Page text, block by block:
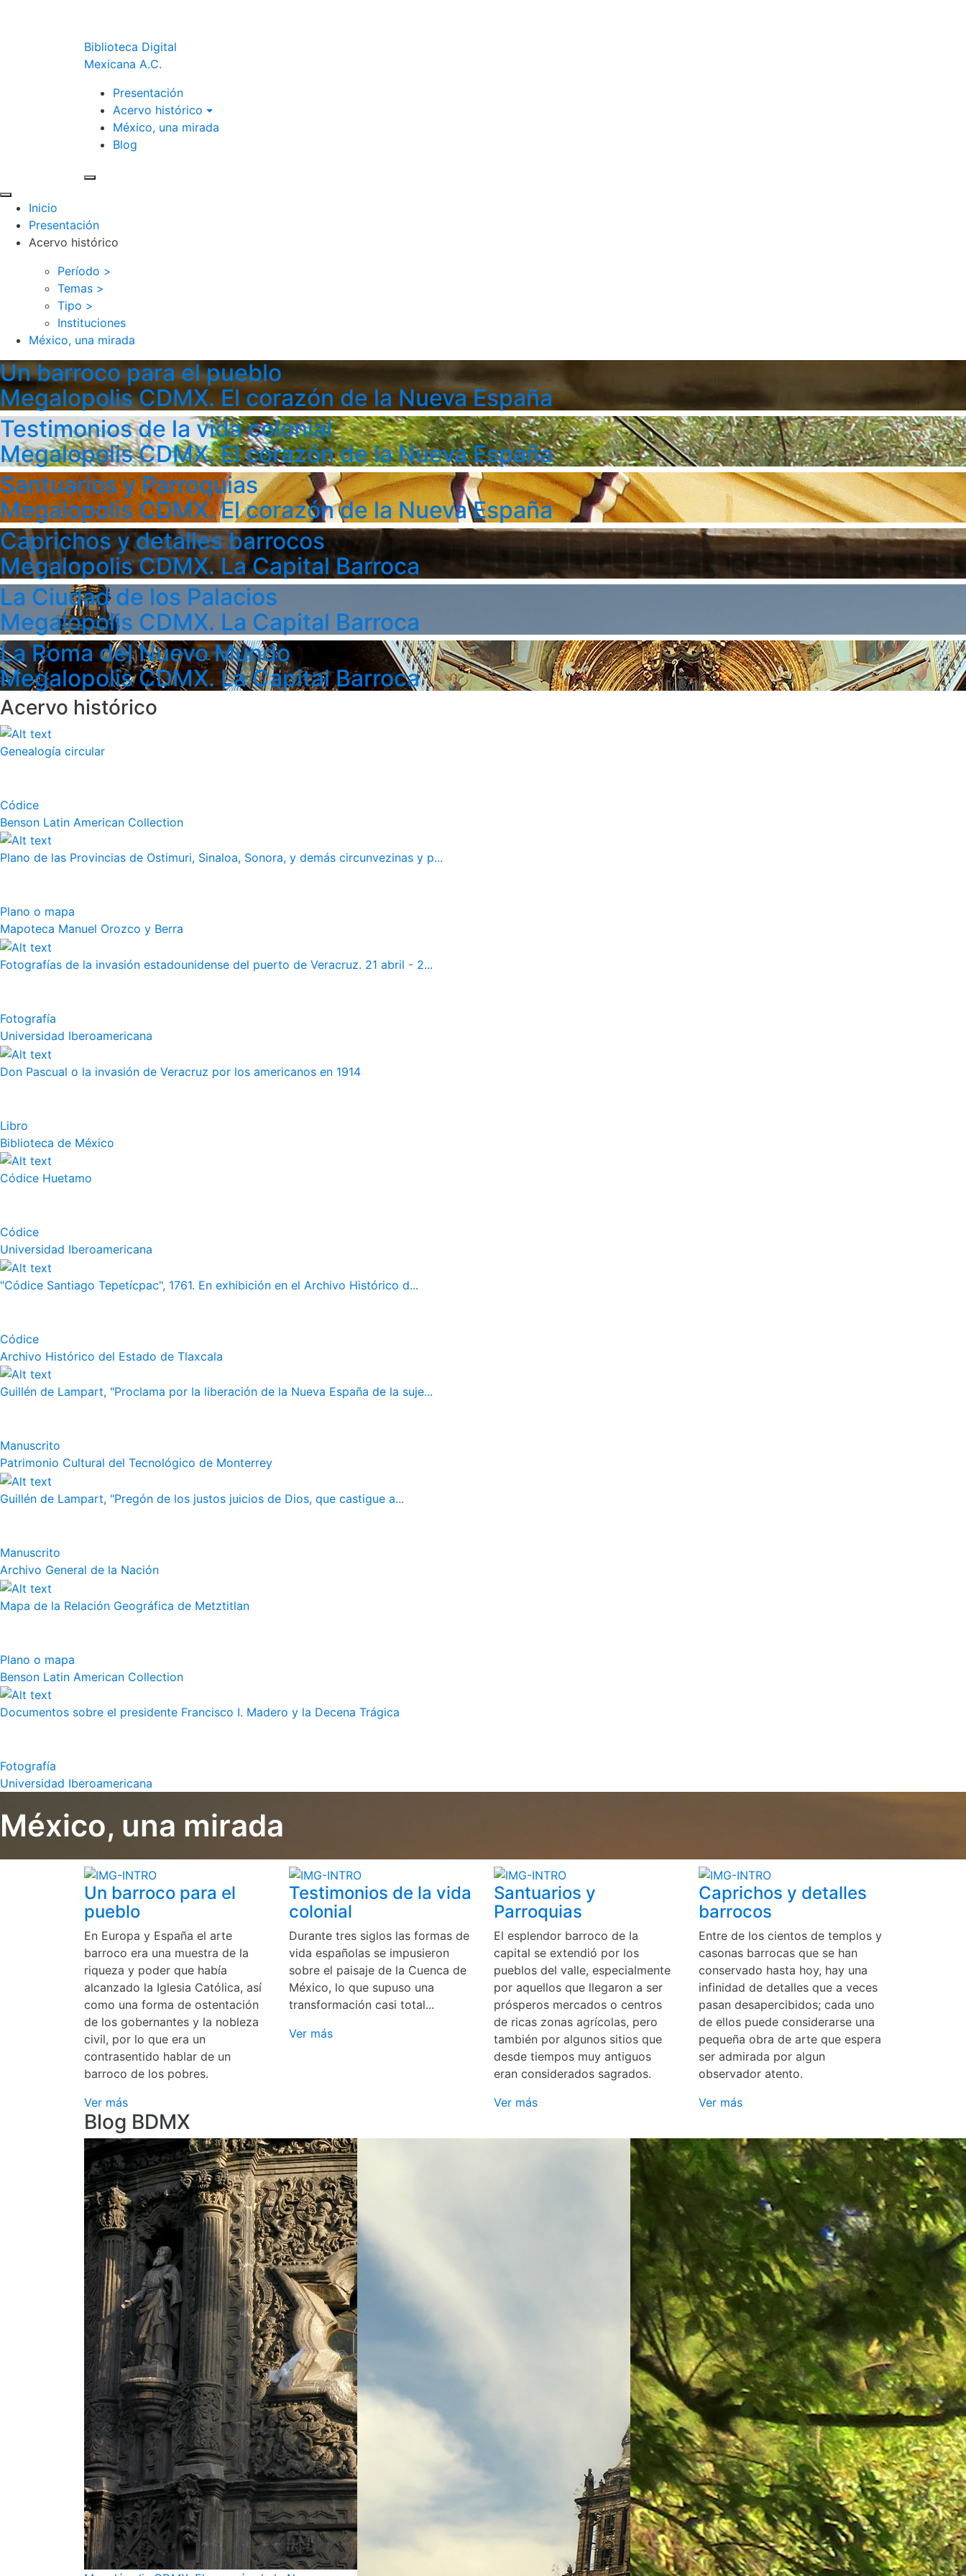
Biblioteca Digital
Mexicana A.C.
Presentación
Acervo histórico
México, una mirada
Blog
Inicio
Presentación
Acervo histórico
Período >
Temas >
Tipo >
Instituciones
México, una mirada
Un barroco para el pueblo
Megalopolis CDMX. El corazón de la Nueva España
Testimonios de la vida colonial
Megalopolis CDMX. El corazón de la Nueva España
Santuarios y Parroquias
Megalopolis CDMX. El corazón de la Nueva España
Caprichos y detalles barrocos
Megalopolis CDMX. La Capital Barroca
La Ciudad de los Palacios
Megalopolis CDMX. La Capital Barroca
La Roma del Nuevo Mundo
Megalopolis CDMX. La Capital Barroca
Acervo histórico
Genealogía circular
Códice
Benson Latin American Collection
Plano de las Provincias de Ostimuri, Sinaloa, Sonora, y demás circunvezinas y p...
Plano o mapa
Mapoteca Manuel Orozco y Berra
Fotografías de la invasión estadounidense del puerto de Veracruz. 21 abril - 2...
Fotografía
Universidad Iberoamericana
Don Pascual o la invasión de Veracruz por los americanos en 1914
Libro
Biblioteca de México
Códice Huetamo
Códice
Universidad Iberoamericana
"Códice Santiago Tepetícpac", 1761. En exhibición en el Archivo Histórico d...
Códice
Archivo Histórico del Estado de Tlaxcala
Guillén de Lampart, "Proclama por la liberación de la Nueva España de la suje...
Manuscrito
Patrimonio Cultural del Tecnológico de Monterrey
Guillén de Lampart, "Pregón de los justos juicios de Dios, que castigue a...
Manuscrito
Archivo General de la Nación
Mapa de la Relación Geográfica de Metztitlan
Plano o mapa
Benson Latin American Collection
Documentos sobre el presidente Francisco I. Madero y la Decena Trágica
Fotografía
Universidad Iberoamericana
México, una mirada
Un barroco para el
pueblo
En Europa y España el arte
barroco era una muestra de la
riqueza y poder que había
alcanzado la Iglesia Católica, así
como una forma de ostentación
de los gobernantes y la nobleza
civil, por lo que era un
contrasentido hablar de un
barroco de los pobres.
Ver más
Testimonios de la vida
colonial
Durante tres siglos las formas de
vida españolas se impusieron
sobre el paisaje de la Cuenca de
México, lo que supuso una
transformación casi total...
Ver más
Santuarios y
Parroquias
El esplendor barroco de la
capital se extendió por los
pueblos del valle, especialmente
por aquellos que llegaron a ser
prósperos mercados o centros
de ricas zonas agrícolas, pero
también por algunos sitios que
desde tiempos muy antiguos
eran considerados sagrados.
Ver más
Caprichos y detalles
barrocos
Entre de los cientos de templos y
casonas barrocas que se han
conservado hasta hoy, hay una
infinidad de detalles que a veces
pasan desapercibidos; cada uno
de ellos puede considerarse una
pequeña obra de arte que espera
ser admirada por algun
observador atento.
Ver más
Blog BDMX